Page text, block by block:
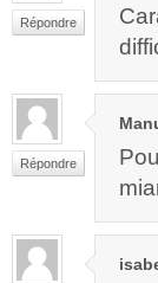
Répondre
Répondre